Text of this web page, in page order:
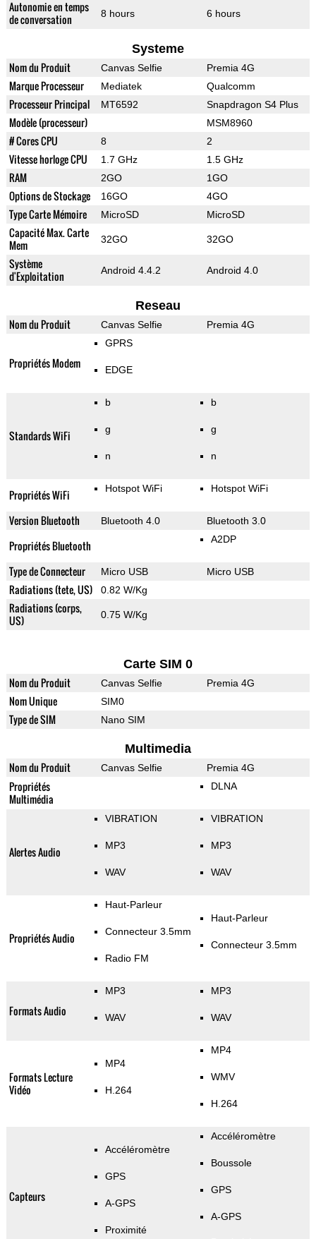
Autonomie en temps
de conversation
8 hours 6 hours
Systeme
Nom du Produit Canvas Selfie Premia 4G
Marque Processeur Mediatek Qualcomm
Processeur Principal MT6592 Snapdragon S4 Plus
Modèle (processeur) MSM8960
# Cores CPU 8 2
Vitesse horloge CPU 1.7 GHz 1.5 GHz
RAM 2GO 1GO
Options de Stockage 16GO 4GO
Type Carte Mémoire MicroSD MicroSD
Capacité Max. Carte
Mem
32GO 32GO
Système
d'Exploitation
Android 4.4.2 Android 4.0
Reseau
Nom du Produit Canvas Selfie Premia 4G
Propriétés Modem
GPRS
EDGE
Standards WiFi
b
g
n
b
g
n
Propriétés WiFi Hotspot WiFi Hotspot WiFi
Version Bluetooth Bluetooth 4.0 Bluetooth 3.0
Propriétés Bluetooth A2DP
Type de Connecteur Micro USB Micro USB
Radiations (tete, US) 0.82 W/Kg
Radiations (corps,
US)
0.75 W/Kg
Carte SIM 0
Nom du Produit Canvas Selfie Premia 4G
Nom Unique SIM0
Type de SIM Nano SIM
Multimedia
Nom du Produit Canvas Selfie Premia 4G
Propriétés
Multimédia
DLNA
Alertes Audio
VIBRATION
MP3
WAV
VIBRATION
MP3
WAV
Propriétés Audio
Haut-Parleur
Connecteur 3.5mm
Radio FM
Haut-Parleur
Connecteur 3.5mm
Formats Audio
MP3
WAV
MP3
WAV
Formats Lecture
Vidéo
MP4
H.264
MP4
WMV
H.264
Capteurs
Accéléromètre
GPS
A-GPS
Proximité
Accéléromètre
Boussole
GPS
A-GPS